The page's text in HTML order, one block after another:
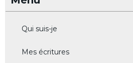
Qui suis-je
Mes écritures